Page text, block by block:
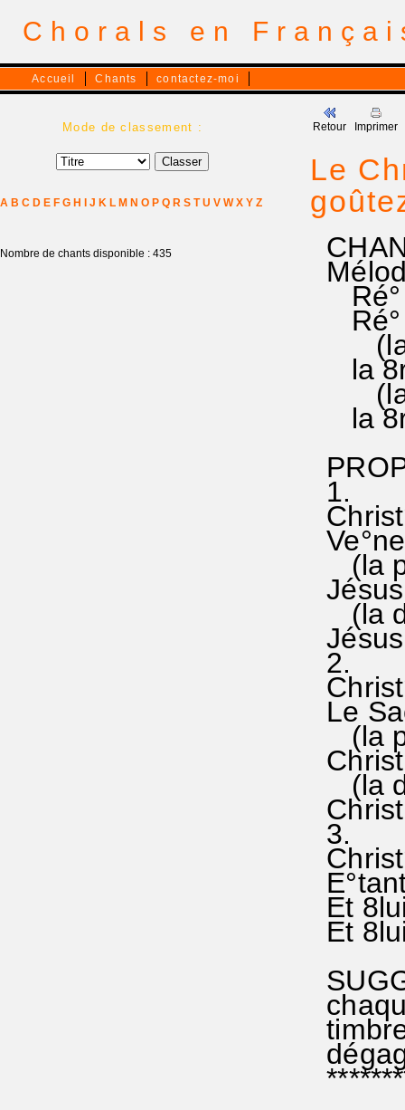
Chorals en
Accueil Chants contactez-moi
Mode de classement :
A B C D E F G H J K L M N O P Q R S T U V W X Y Z
Nombre de chants disponible : 435
Retour Imprimer
Le
Ré°
Ré°
(la
la
(la
la
1.
(la
(la
2.
Le
(la
(la
3.
Et
Et